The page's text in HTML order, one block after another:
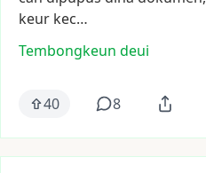
keur kec…
Tembongkeun deui
40 8